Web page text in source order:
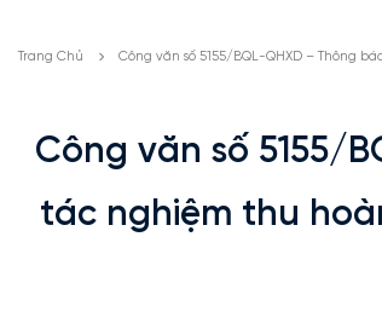
Trang Chủ Công văn số 5155/BQL-QHXD – Thông
Công văn số 5155/
tác nghiệm thu